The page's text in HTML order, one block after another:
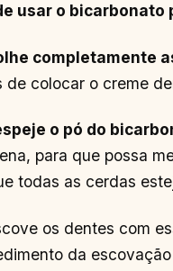
usar o bicarbonato
completamente
de colocar o creme
o pó do
para que possa
todas as cerdas
os dentes com
da